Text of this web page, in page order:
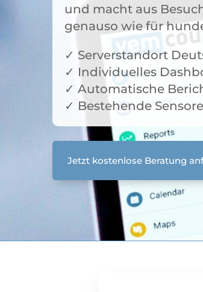
und macht aus
genauso wie für
✓ Serverstandort
✓ Individuelles
✓ Automatische
✓ Bestehende
Jetzt kostenlose Beratung